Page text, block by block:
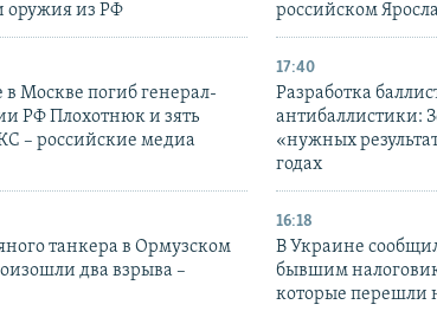
оружия из РФ
российском
Москве погиб генерал-
РФ Плохотнюк и зять
– российские медиа
17:40
Разработка
антибаллистики:
«нужных
годах
танкера в Ормузском
два взрыва –
16:18
В Украине
бывшим
которые перешли